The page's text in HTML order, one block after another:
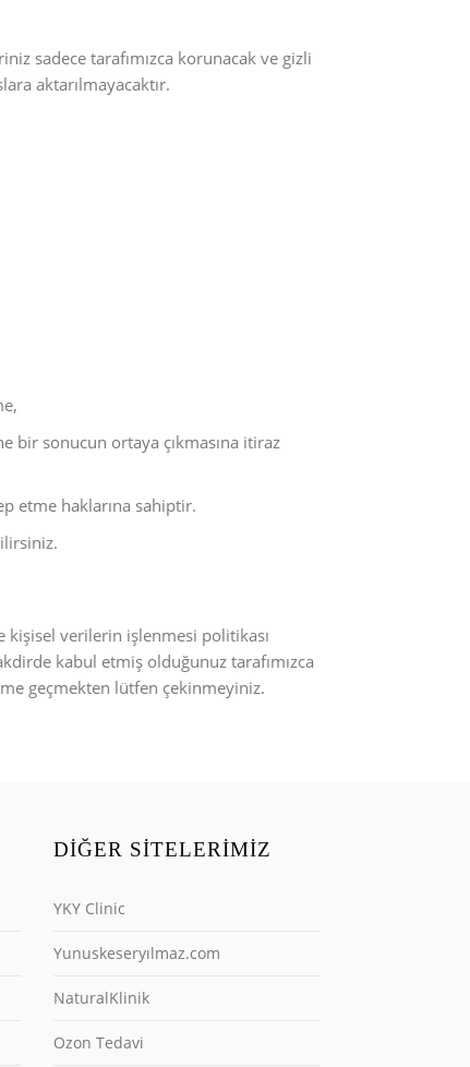
sadece tarafımızca korunacak ve gizli
aktarılmayacaktır.
bir sonucun ortaya çıkmasına itiraz
etme haklarına sahiptir.
kişisel verilerin işlenmesi politikası
kabul etmiş olduğunuz tarafımızca
geçmekten lütfen çekinmeyiniz.
DIĞER SITELERIMIZ
YKY Clinic
Yunuskeseryılmaz.com
NaturalKlinik
Ozon Tedavi